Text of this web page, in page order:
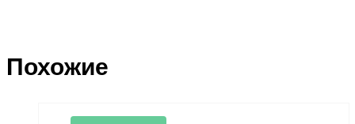
Похожие